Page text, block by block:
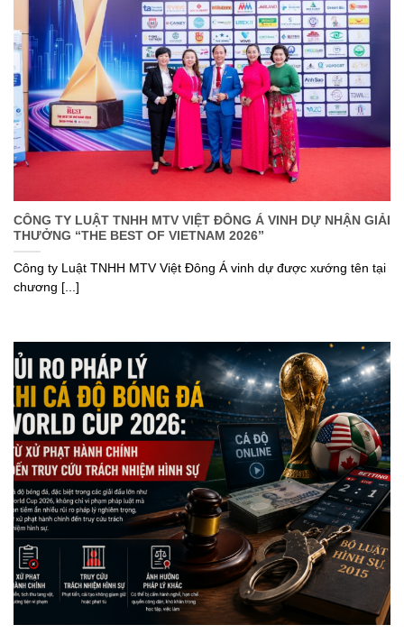
CÔNG TY LUẬT TNHH MTV VIỆT ĐÔNG Á VINH DỰ NHẬN GIẢI
THƯỞNG “THE BEST OF VIETNAM 2026”
Công ty Luật TNHH MTV Việt Đông Á vinh dự được xướng tên tại
chương [...]